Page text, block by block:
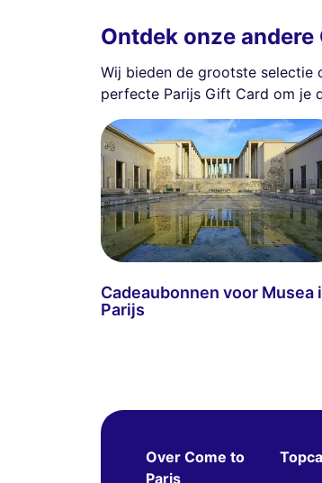
Ontdek onze
Wij bieden de grootste selectie
perfecte Parijs Gift Card om je
Cadeaubonnen voor Musea
Parijs
Over Come to
Paris